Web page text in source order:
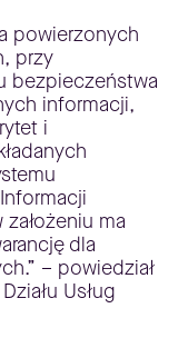
powierzonych
przy
bezpieczeństwa
informacji,
i
ma
dla
– powiedział
Usług